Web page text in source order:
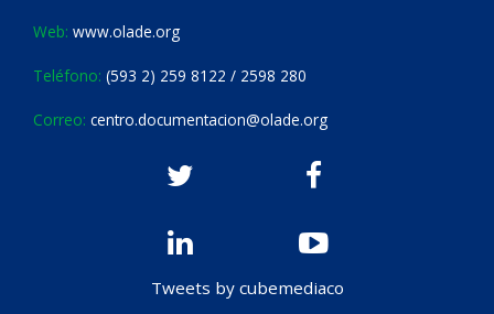
Web: www.olade.org
Teléfono: (593 2) 259 8122 / 2598 280
Correo: centro.documentacion@olade.org
Tweets by cubemediaco